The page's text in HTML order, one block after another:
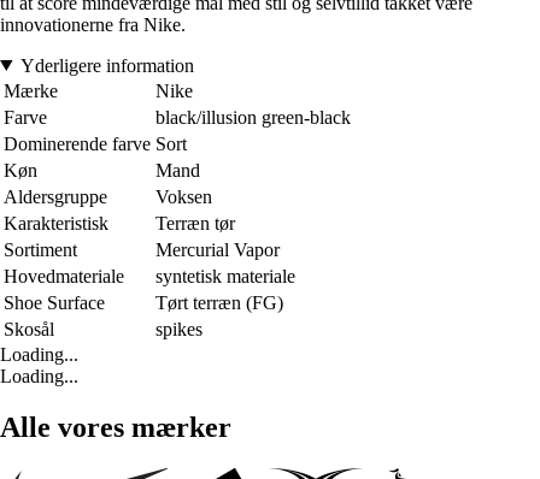
innovationerne fra Nike.
Yderligere information
Mærke
Nike
Farve
black/illusion green-black
Dominerende farve Sort
Køn
Mand
Aldersgruppe
Voksen
Karakteristisk
Terræn tør
Sortiment
Mercurial Vapor
Hovedmateriale
syntetisk materiale
Shoe Surface
Tørt terræn (FG)
Skosål
spikes
Loading...
Loading...
Alle vores mærker